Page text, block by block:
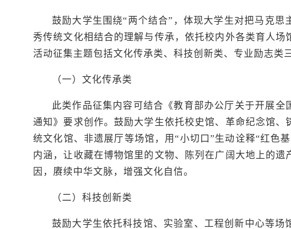
鼓励大学生围绕“两个结合”，体现大学生对把马克
秀传统文化相结合的理解与传承，依托校内外各类育人场
活动征集主题包括文化传承类、科技创新类、专业励志类
（一）文化传承类
此类作品征集内容可结合《教育部办公厅关于开展
通知》要求创作。鼓励大学生依托校史馆、革命纪念馆
统文化馆、非遗展厅等场馆，用“小切口”生动诠释“红色
内涵，让收藏在博物馆里的文物、陈列在广阔大地上的
因，赓续中华文脉，增强文化自信。
（二）科技创新类
鼓励大学生依托科技馆、实验室、工程创新中心等